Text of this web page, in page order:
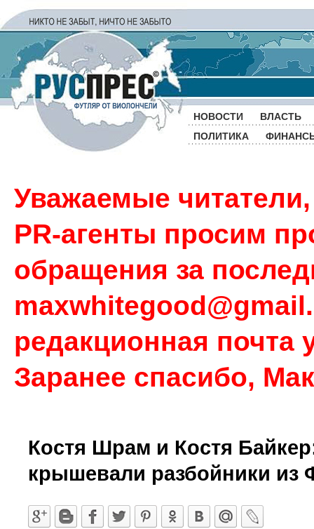
НОВОСТИ
ВЛАСТЬ
ПОЛИТИКА
Уважаемые
PR-агенты просим
обращения за
редакционная почта
Заранее спасибо,
Костя Шрам и Костя
крышевали разбойники из